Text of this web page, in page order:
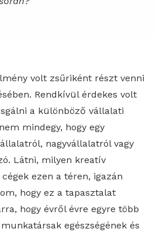
volt zsűriként részt venni
Rendkívül érdekes volt
a különböző vállalati
mindegy, hogy egy
nagyvállalatról vagy
Látni, milyen kreatív
ezen a téren, igazán
hogy ez a tapasztalat
hogy évről évre egyre több
egészségének és